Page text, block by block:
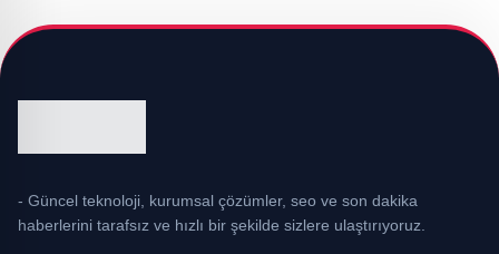
- Güncel teknoloji, kurumsal çözümler, seo ve son dakika
haberlerini tarafsız ve hızlı bir şekilde sizlere ulaştırıyoruz.